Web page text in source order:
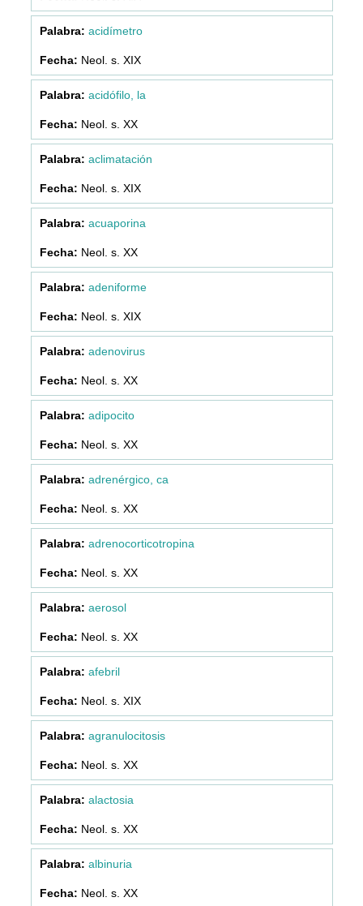
acidímetro
Neol. s. XIX
acidófilo, la
Neol. s. XX
aclimatación
Neol. s. XIX
acuaporina
Neol. s. XX
adeniforme
Neol. s. XIX
adenovirus
Neol. s. XX
adipocito
Neol. s. XX
adrenérgico, ca
Neol. s. XX
adrenocorticotropina
Neol. s. XX
aerosol
Neol. s. XX
afebril
Neol. s. XIX
agranulocitosis
Neol. s. XX
alactosia
Neol. s. XX
albinuria
Neol. s. XX